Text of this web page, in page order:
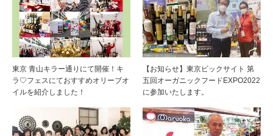
東京 青山キラー通りにて開催！キ
ラ♡フェスにておすすめオリーブオ
イルを紹介しました！
【お知らせ】東京ビックサイト 第
五回オーガニックフードEXPO2022
に参加いたします。